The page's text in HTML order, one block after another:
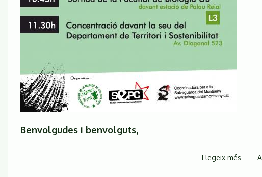
Benvolgudes i benvolguts,
Llegeix més sobre